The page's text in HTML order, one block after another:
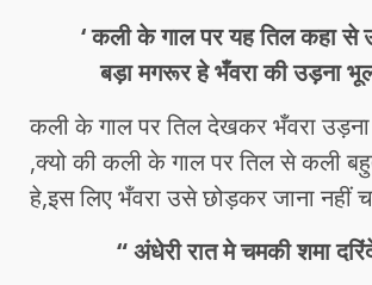
‘ कली के गाल पर यह तिल कहा से
बड़ा मगरूर हे भँवरा की उड़ना
कली के गाल पर तिल देखकर भँवरा
,क्यो की कली के गाल पर तिल से कली
हे,इस लिए भँवरा उसे छोड़कर जाना नहीं
“ अंधेरी रात मे चमकी शमा